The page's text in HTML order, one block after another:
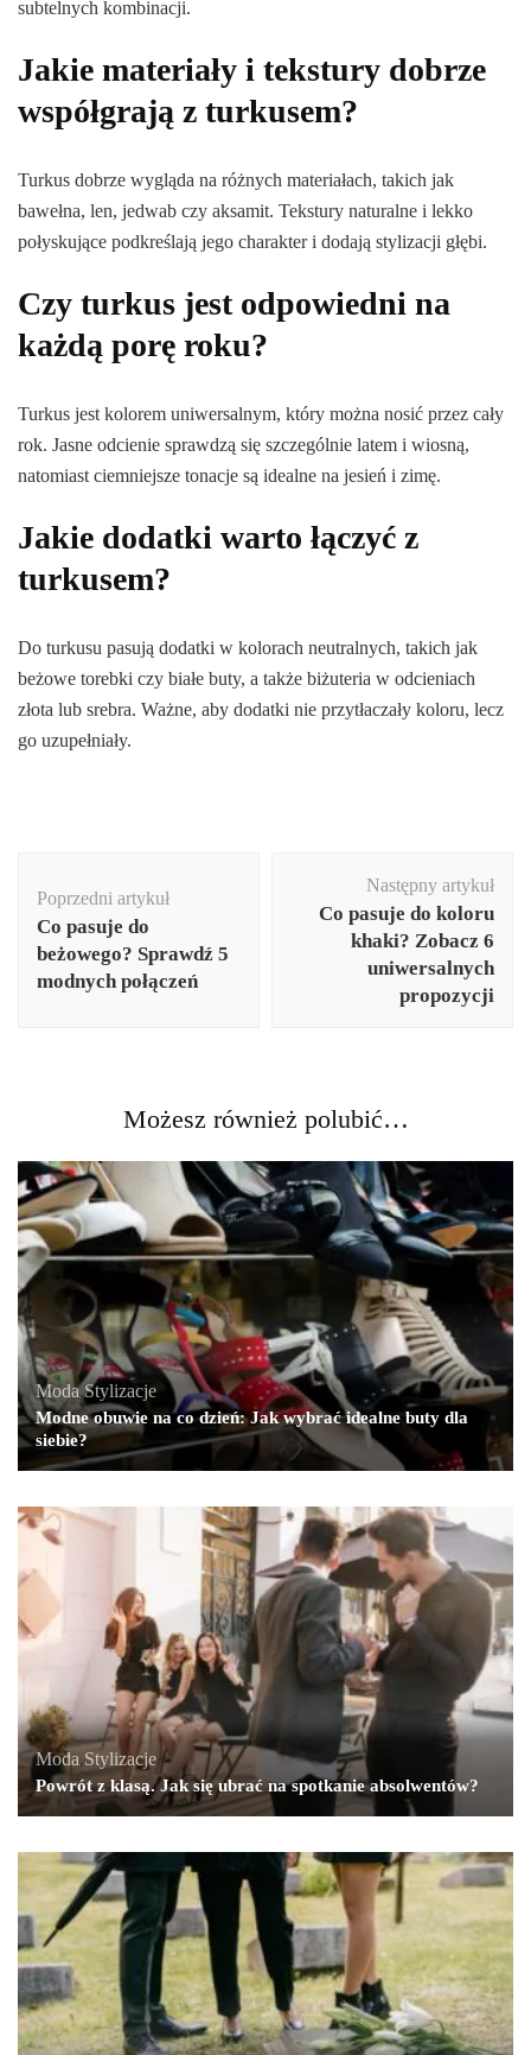
subtelnych kombinacji.
Jakie materiały i tekstury dobrze
współgrają z turkusem?
Turkus dobrze wygląda na różnych materiałach, takich jak
bawełna, len, jedwab czy aksamit. Tekstury naturalne i lekko
połyskujące podkreślają jego charakter i dodają stylizacji głębi.
Czy turkus jest odpowiedni na
każdą porę roku?
Turkus jest kolorem uniwersalnym, który można nosić przez cały
rok. Jasne odcienie sprawdzą się szczególnie latem i wiosną,
natomiast ciemniejsze tonacje są idealne na jesień i zimę.
Jakie dodatki warto łączyć z
turkusem?
Do turkusu pasują dodatki w kolorach neutralnych, takich jak
beżowe torebki czy białe buty, a także biżuteria w odcieniach
złota lub srebra. Ważne, aby dodatki nie przytłaczały koloru, lecz
go uzupełniały.
wpisu
Poprzedni artykuł
Co pasuje do
beżowego? Sprawdź 5
modnych połączeń
Następny artykuł
Co pasuje do koloru
khaki? Zobacz 6
uniwersalnych
propozycji
Możesz również polubić…
Moda,Stylizacje
Modne obuwie na co dzień: Jak wybrać idealne buty dla
siebie?
Moda,Stylizacje
Powrót z klasą. Jak się ubrać na spotkanie absolwentów?